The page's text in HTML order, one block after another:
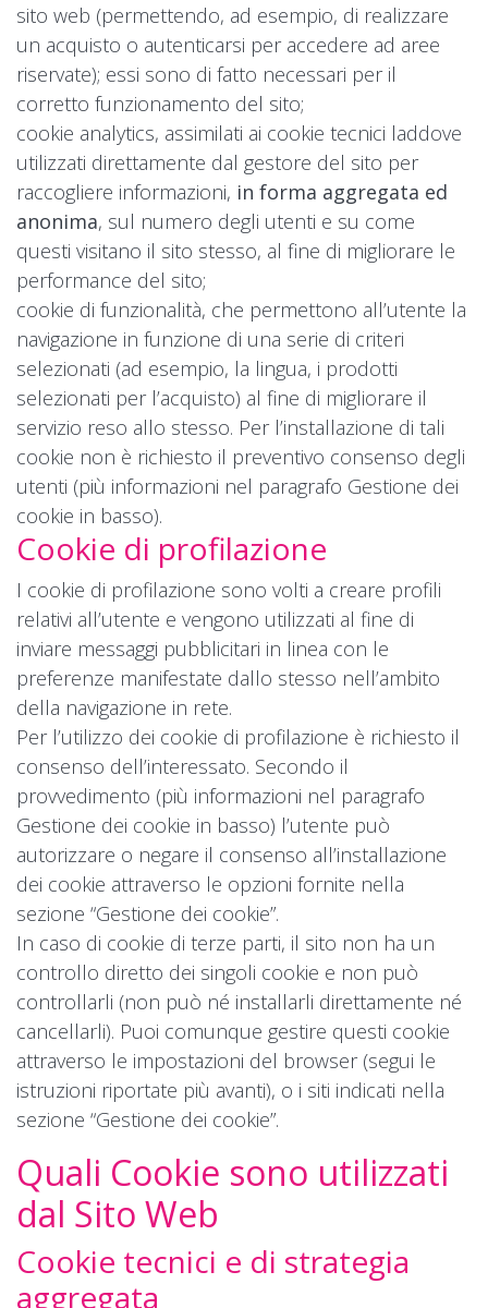
sito web (permettendo, ad esempio, di realizzare
un acquisto o autenticarsi per accedere ad aree
riservate); essi sono di fatto necessari per il
corretto funzionamento del sito;
cookie analytics, assimilati ai cookie tecnici laddove
utilizzati direttamente dal gestore del sito per
raccogliere informazioni, in forma aggregata ed
anonima, sul numero degli utenti e su come
questi visitano il sito stesso, al fine di migliorare le
performance del sito;
cookie di funzionalità, che permettono all’utente la
navigazione in funzione di una serie di criteri
selezionati (ad esempio, la lingua, i prodotti
selezionati per l’acquisto) al fine di migliorare il
servizio reso allo stesso. Per l’installazione di tali
cookie non è richiesto il preventivo consenso degli
utenti (più informazioni nel paragrafo Gestione dei
cookie in basso).
Cookie di profilazione
I cookie di profilazione sono volti a creare profili
relativi all’utente e vengono utilizzati al fine di
inviare messaggi pubblicitari in linea con le
preferenze manifestate dallo stesso nell’ambito
della navigazione in rete.
Per l’utilizzo dei cookie di profilazione è richiesto il
consenso dell’interessato. Secondo il
provvedimento (più informazioni nel paragrafo
Gestione dei cookie in basso) l’utente può
autorizzare o negare il consenso all’installazione
dei cookie attraverso le opzioni fornite nella
sezione “Gestione dei cookie”.
In caso di cookie di terze parti, il sito non ha un
controllo diretto dei singoli cookie e non può
controllarli (non può né installarli direttamente né
cancellarli). Puoi comunque gestire questi cookie
attraverso le impostazioni del browser (segui le
istruzioni riportate più avanti), o i siti indicati nella
sezione “Gestione dei cookie”.
Quali Cookie sono utilizzati
dal Sito Web
Cookie tecnici e di strategia
aggregata